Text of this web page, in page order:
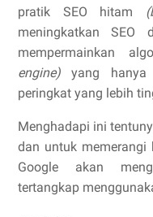
pratik SEO hitam
meningkatkan
mempermainkan
engine) yang hanya
peringkat yang lebih
Menghadapi ini
dan untuk memerangi
Google akan
tertangkap